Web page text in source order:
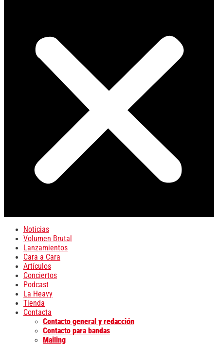
Noticias
Volumen Brutal
Lanzamientos
Cara a Cara
Artículos
Conciertos
Podcast
La Heavy
Tienda
Contacta
Contacto general y redacción
Contacto para bandas
Mailing